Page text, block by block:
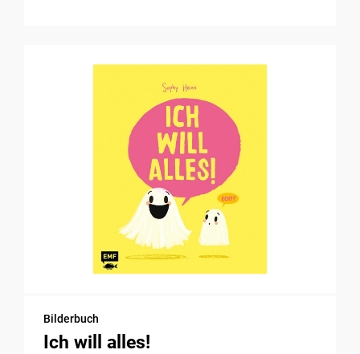
Bilderbuch
Ich will alles!